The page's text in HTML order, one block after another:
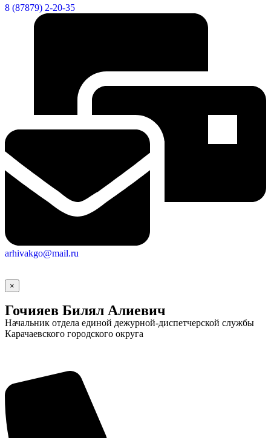
8 (87879) 2-20-35
arhivakgo@mail.ru
×
Гочияев Билял Алиевич
Начальник отдела единой дежурной-диспетчерской службы
Карачаевского городского округа